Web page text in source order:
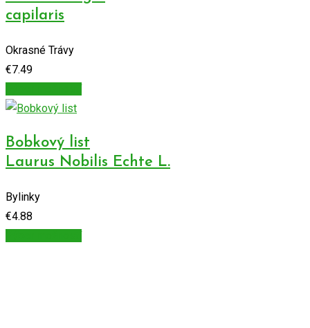
capilaris
Okrasné Trávy
€7.49
Bobkový list
Laurus Nobilis Echte L.
Bylinky
€4.88